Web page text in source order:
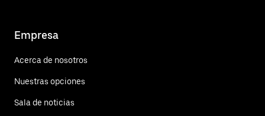
Empresa
Acerca de nosotros
Nuestras opciones
Sala de noticias